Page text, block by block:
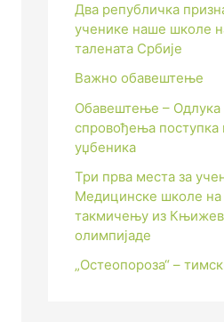
Два републичка
ученике наше школе
талената Србије
Важно обавештење
Обавештење – Одлука
спровођења поступка
уџбеника
Три прва места за
Медицинске школе
такмичењу из
олимпијаде
„Остеопороза“ –